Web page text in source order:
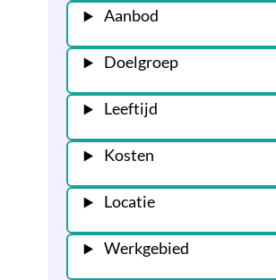
Aanbod
Doelgroep
Leeftijd
Kosten
Locatie
Werkgebied